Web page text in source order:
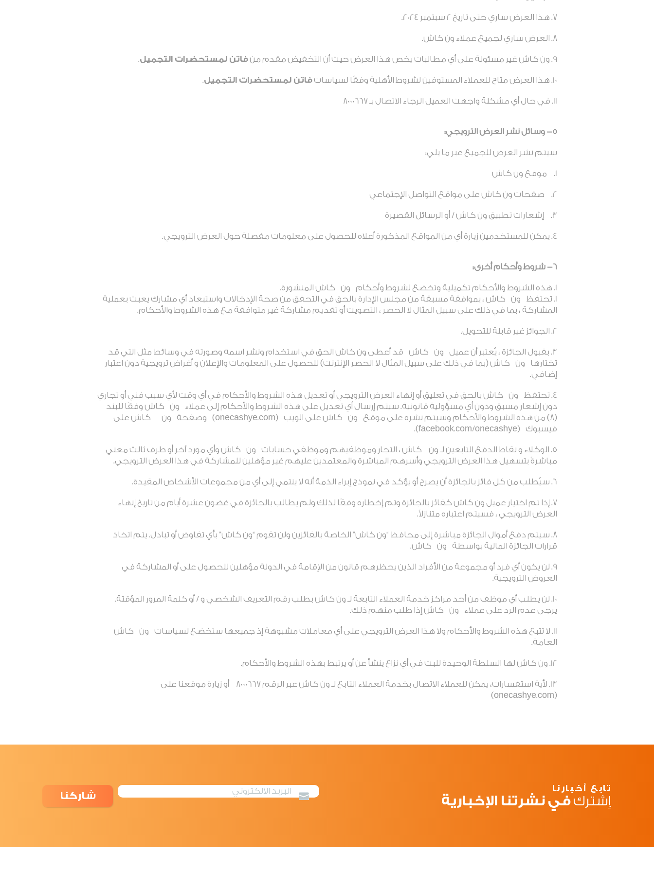
هذا العرض ساري حتى تاريخ 2 سبتمبر 2024.
العرض ساري لجميع عملاء ون كاش.
ون كاش غير مسئولة على أي مطالبات يخص هذا العرض حيث أن التخفيض مقدم منفاتن لمستحضرات التجميل.
هذا العرض متاح للعملاء المستوفين لشروط الأهلية وفقًا لسياساتفاتن لمستحضرات التجميل.
في حال أي مشكلة واجهت العميل الرجاء الاتصال بـ 8000667
5- وسائل نشر العرض الترويجي:
سيتم نشر العرض للجميع عبر ما يلي:
موقع ون كاش
صفحات ون كاش على مواقع التواصل الإجتماعي
إشعارات تطبيق ون كاش / أو الرسائل القصيرة
يمكن للمستخدمين زيارة أي من المواقع المذكورة أعلاه للحصول على معلومات مفصلة حول العرض الترويجي.
6- شروط وأحكام أخرى:
هذه الشروط والأحكام تكميلية وتخضع لشروط وأحكام ون كاش المنشورة.
تحتفظ ون كاش ، بموافقة مسبقة من مجلس الإدارة بالحق في التحقق من صحة الإدخالات واستبعاد أي مشارك يعبث بعملية
المشاركة ، بما في ذلك على سبيل المثال لا الحصر ، التصويت أو تقديم مشاركة غير متوافقة مع هذه الشروط والأحكام.
الجوائز غير قابلة للتحويل.
بقبول الجائزة ، يُعتبر أن عميل ون كاش
قد أعطى ون كاش الحق في استخدام ونشر اسمه وصورته في وسائط مثل التي قد
تختارها
ون كاش (بما في ذلك على سبيل المثال لا الحصر الإنترنت) للحصول على المعلومات والإعلان و أغراض ترويجية دون اعتبار
إضافي.
تحتفظ ون كاش بالحق في تعليق أو إنهاء العرض الترويجي أو تعديل هذه الشروط والأحكام في أي وقت لأي سبب فني أو تجاري
دون إشعار مسبق ودون أي مسؤولية قانونية. سيتم إرسال أي تعديل على هذه الشروط والأحكام إلى عملاء ون كاش وفقًا للبند
(8) من هذه الشروط والأحكام وسيتم نشره على موقع
ون كاش على الويب (onecashye.com) وصفحة ون
كاش على
فيسبوك (facebook.com/onecashye).
الوكلاء و نقاط الدفع التابعين لـ ون كاش ، التجار وموظفيهم وموظفي حسابات ون كاش وأي مورد آخر أو طرف ثالث معني
مباشرةً بتسهيل هذا العرض الترويجي وأسرهم المباشرة والمعتمدين عليهم غير مؤهلين للمشاركة في هذا العرض الترويجي.
سيُطلب من كل فائز بالجائزة أن يصرح أو يؤكد في نموذج إبراء الذمة أنه لا ينتمي إلى أي من مجموعات الأشخاص المقيدة.
إذا تم اختيار عميل ون كاش كفائز بالجائزة وتم إخطاره وفقًا لذلك ولم يطالب بالجائزة في غضون عشرة أيام من تاريخ إنهاء
العرض الترويجي ، فسيتم اعتباره متنازلاً.
سيتم دفع أموال الجائزة مباشرة إلى محافظ “ون كاش” الخاصة بالفائزين ولن تقوم “ون كاش” بأي تفاوض أو تبادل. يتم اتخاذ
قرارات الجائزة المالية بواسطة ون كاش.
لن يكون أي فرد أو مجموعة من الأفراد الذين يحظرهم قانون من الإقامة في الدولة مؤهلين للحصول على أو المشاركة في
العروض الترويجية.
لن يطلب أي موظف من أحد مراكز خدمة العملاء التابعة لـ ون كاش بطلب رقم التعريف الشخصي و / أو كلمة المرور المؤقتة.
يرجى عدم الرد على عملاء ون كاش إذا طلب منهم ذلك.
لا تتبع هذه الشروط والأحكام ولا هذا العرض الترويجي على أي معاملات مشبوهة إذ جميعها ستخضع لسياسات ون كاش
العامة.
ون كاش لها السلطة الوحيدة للبت في أي نزاع ينشأ عن أو يرتبط بهذه الشروط والأحكام.
لأية استفسارات، يمكن للعملاء الاتصال بخدمة العملاء التابع لـ ون كاش عبر الرقم 8000667 أو زيارة موقعنا على
(onecashye.com)
تابع أخبارنا
إشتركفي نشرتنا الإخبارية شاركنا